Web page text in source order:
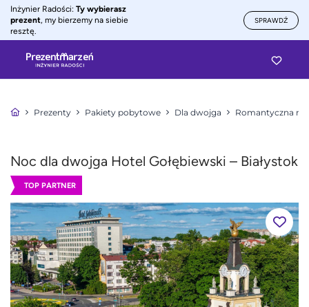
Inżynier Radości: Ty wybierasz
prezent, my bierzemy na siebie
resztę.
SPRAWDŹ
Prezenty Pakiety pobytowe Dla dwojga Romantyczna
Noc dla dwojga Hotel Gołębiewski – Białystok
TOP PARTNER